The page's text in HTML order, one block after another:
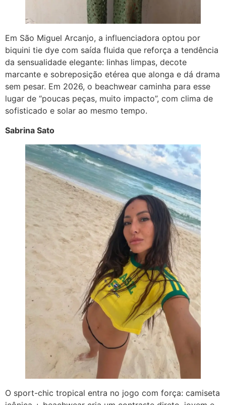
Em São Miguel Arcanjo, a influenciadora optou por
biquini tie dye com saída fluida que reforça a tendência
da sensualidade elegante: linhas limpas, decote
marcante e sobreposição etérea que alonga e dá drama
sem pesar. Em 2026, o beachwear caminha para esse
lugar de “poucas peças, muito impacto”, com clima de
sofisticado e solar ao mesmo tempo.
Sabrina Sato
O sport-chic tropical entra no jogo com força: camiseta